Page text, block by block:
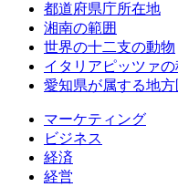
都道府県庁所在地
湘南の範囲
世界の十二支の動物
イタリアピッツァ
愛知県が属する地方
マーケティング
ビジネス
経済
経営